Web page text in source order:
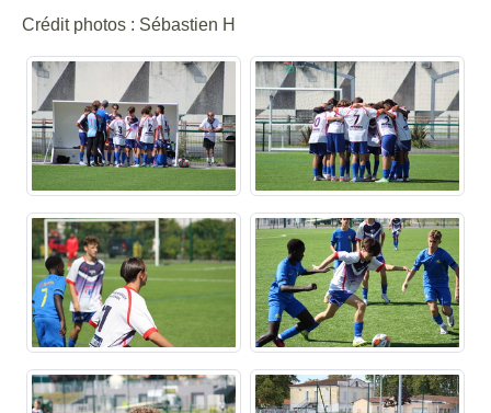
Crédit photos : Sébastien H